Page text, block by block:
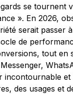
se tournent
». En 2026,
serait passer
de
tout en
incontournable et
des usages et